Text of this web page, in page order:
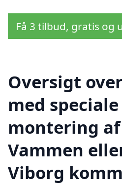
Få 3 tilbud, gratis og
Oversigt
med
montering
Vammen
Viborg